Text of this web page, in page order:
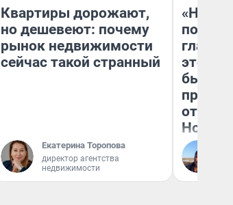
Квартиры дорожают,
но дешевеют: почему
рынок недвижимости
сейчас такой странный
Екатерина Торопова
директор агентства
недвижимости
этого
бьет
отзыв
Нолана